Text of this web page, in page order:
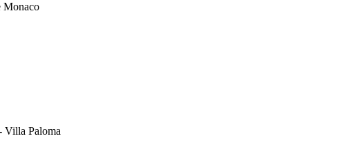
Monaco
Villa Paloma